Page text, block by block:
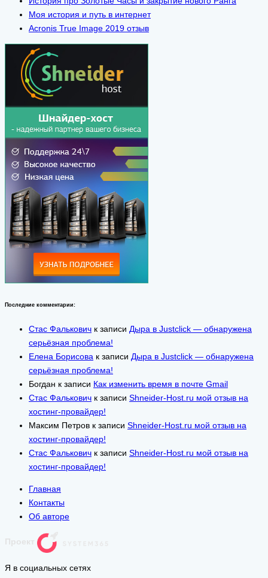
Моя история и путь в интернет
Acronis True Image 2019 отзыв
Последние комментарии:
Стас Фалькович к записи Дыра в Justclick — обнаружена
серьёзная проблема!
Елена Борисова к записи Дыра в Justclick — обнаружена
серьёзная проблема!
Богдан к записи Как изменить время в почте Gmail
Стас Фалькович к записи Shneider-Host.ru мой отзыв на
хостинг-провайдер!
Максим Петров к записи Shneider-Host.ru мой отзыв на
хостинг-провайдер!
Стас Фалькович к записи Shneider-Host.ru мой отзыв на
хостинг-провайдер!
Главная
Контакты
Об авторе
Проект
Я в социальных сетях